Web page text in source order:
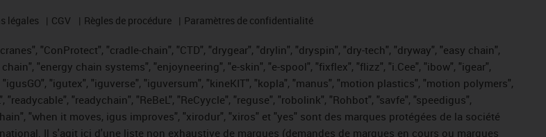
légales CGV Règles de procédure Paramètres de confidentialité
"ConProtect", "cradle-chain", "CTD", "drygear", "drylin", "dryspin", "dry-tech", "dryway", "easy chain",
"energy chain systems", "enjoyneering", "e-skin", "e-spool", "fixflex", "flizz", "i.Cee", "ibow", "igear",
"igutex", "iguverse", "iguversum", "kineKIT", "kopla", "manus", "motion plastics", "motion polymers",
"readychain", "ReBeL", "ReCyycle", "reguse", "robolink", "Rohbot", "savfe", "speedigus",
"when it moves, igus improves", "xirodur", "xiros" et "yes" sont des marques protégées de la société
Il s'agit ici d'une liste non exhaustive de marques (demandes de marques en cours ou marques